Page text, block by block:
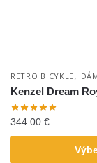
RETRO BICYKLE,
Kenzel Dream
344.00 €